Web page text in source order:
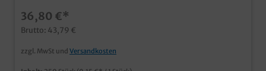
dennoch schnell und einfach abnehmbarrecycelbares
PP Material
36,80 €*
Brutto: 43,79 €
zzgl. MwSt und Versandkosten